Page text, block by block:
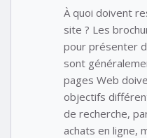
À quoi doivent
site ? Les
pour présenter
sont
pages Web
objectifs
de recherche,
achats en ligne,